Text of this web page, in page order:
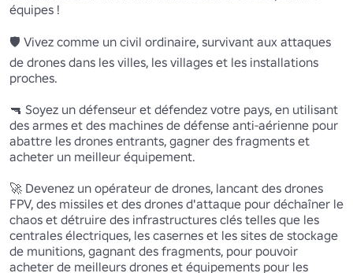
équipes !
🛡️ Vivez comme un civil ordinaire, survivant aux attaques
de drones dans les villes, les villages et les installations
proches.
🔫 Soyez un défenseur et défendez votre pays, en utilisant
des armes et des machines de défense anti-aérienne pour
abattre les drones entrants, gagner des fragments et
acheter un meilleur équipement.
🚀 Devenez un opérateur de drones, lancant des drones
FPV, des missiles et des drones d'attaque pour déchaîner le
chaos et détruire des infrastructures clés telles que les
centrales électriques, les casernes et les sites de stockage
de munitions, gagnant des fragments, pour pouvoir
acheter de meilleurs drones et équipements pour les